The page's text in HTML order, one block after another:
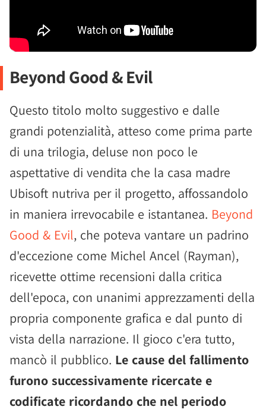
Beyond Good & Evil
Questo titolo molto suggestivo e dalle
grandi potenzialità, atteso come prima parte
di una trilogia, deluse non poco le
aspettative di vendita che la casa madre
Ubisoft nutriva per il progetto, affossandolo
in maniera irrevocabile e istantanea. Beyond
Good & Evil, che poteva vantare un padrino
d'eccezione come Michel Ancel (Rayman),
ricevette ottime recensioni dalla critica
dell'epoca, con unanimi apprezzamenti della
propria componente grafica e dal punto di
vista della narrazione. Il gioco c'era tutto,
mancò il pubblico. Le cause del fallimento
furono successivamente ricercate e
codificate ricordando che nel periodo